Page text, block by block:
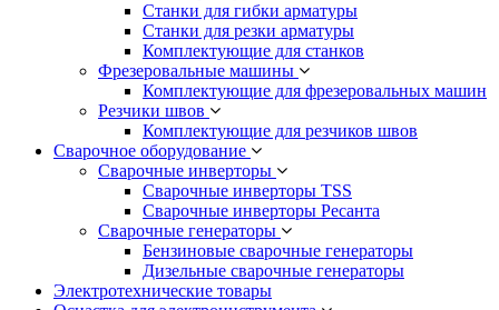
Станки для гибки арматуры
Станки для резки арматуры
Комплектующие для станков
Фрезеровальные машины
Комплектующие для фрезеровальных машин
Резчики швов
Комплектующие для резчиков швов
Сварочное оборудование
Сварочные инверторы
Сварочные инверторы TSS
Сварочные инверторы Ресанта
Сварочные генераторы
Бензиновые сварочные генераторы
Дизельные сварочные генераторы
Электротехнические товары